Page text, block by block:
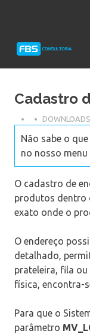
Protheus
Cadastro
DOWNLOADS
Não sabe o
no nosso
O cadastro de
produtos dentro
exato onde o
O endereço
detalhado,
prateleira, fila
física, encontra-
Para que o
parâmetro